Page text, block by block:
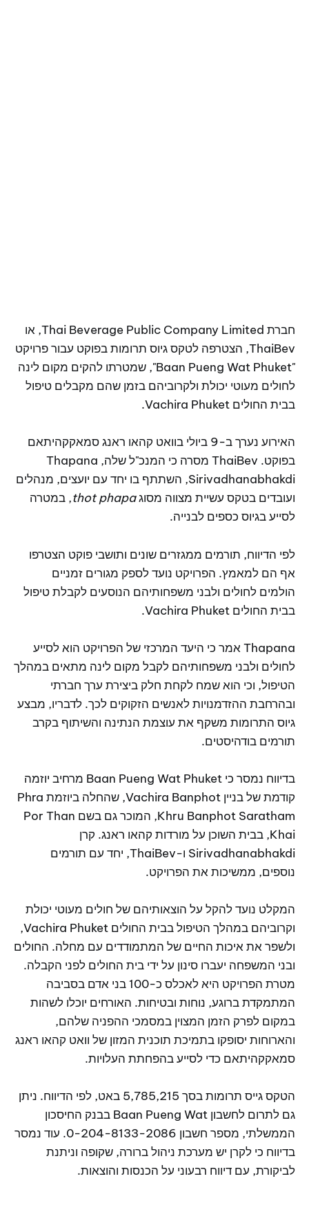
חברת Thai Beverage Public Company Limited, או
ThaiBev, הצטרפה לטקס גיוס תרומות בפוקט עבור פרויקט
"Baan Pueng Wat Phuket", שמטרתו להקים מקום לינה
לחולים מעוטי יכולת ולקרוביהם בזמן שהם מקבלים טיפול
בבית החולים Vachira Phuket.
האירוע נערך ב-9 ביולי בוואט קהאו ראנג סמאקקהיתאם
בפוקט. ThaiBev מסרה כי המנכ"ל שלה, Thapana
Sirivadhanabhakdi, השתתף בו יחד עם יועצים, מנהלים
ועובדים בטקס עשיית מצווה מסוגthot phapa, במטרה
לסייע בגיוס כספים לבנייה.
לפי הדיווח, תורמים ממגזרים שונים ותושבי פוקט הצטרפו
אף הם למאמץ. הפרויקט נועד לספק מגורים זמניים
הולמים לחולים ולבני משפחותיהם הנוסעים לקבלת טיפול
בבית החולים Vachira Phuket.
Thapana אמר כי היעד המרכזי של הפרויקט הוא לסייע
לחולים ולבני משפחותיהם לקבל מקום לינה מתאים במהלך
הטיפול, וכי הוא שמח לקחת חלק ביצירת ערך חברתי
ובהרחבת ההזדמנויות לאנשים הזקוקים לכך. לדבריו, מבצע
גיוס התרומות משקף את עוצמת הנתינה והשיתוף בקרב
תורמים בודהיסטים.
בדיווח נמסר כי Baan Pueng Wat Phuket מרחיב יוזמה
קודמת של בניין Vachira Banphot, שהחלה ביוזמת Phra
Khru Banphot Saratham, המוכר גם בשם Por Than
Khai, בבית השוכן על מורדות קהאו ראנג. קרן
Sirivadhanabhakdi ו-ThaiBev, יחד עם תורמים
נוספים, ממשיכות את הפרויקט.
המקלט נועד להקל על הוצאותיהם של חולים מעוטי יכולת
וקרוביהם במהלך הטיפול בבית החולים Vachira Phuket,
ולשפר את איכות החיים של המתמודדים עם מחלה. החולים
ובני המשפחה יעברו סינון על ידי בית החולים לפני הקבלה.
מטרת הפרויקט היא לאכלס כ-100 בני אדם בסביבה
המתמקדת ברוגע, נוחות ובטיחות. האורחים יוכלו לשהות
במקום לפרק הזמן המצוין במסמכי ההפניה שלהם,
והארוחות יסופקו בתמיכת תוכנית המזון של וואט קהאו ראנג
סמאקקהיתאם כדי לסייע בהפחתת העלויות.
הטקס גייס תרומות בסך 5,785,215 באט, לפי הדיווח. ניתן
גם לתרום לחשבון Baan Pueng Wat בבנק החיסכון
הממשלתי, מספר חשבון 0-204-8133-2086. עוד נמסר
בדיווח כי לקרן יש מערכת ניהול ברורה, שקופה וניתנת
לביקורת, עם דיווח רבעוני על הכנסות והוצאות.